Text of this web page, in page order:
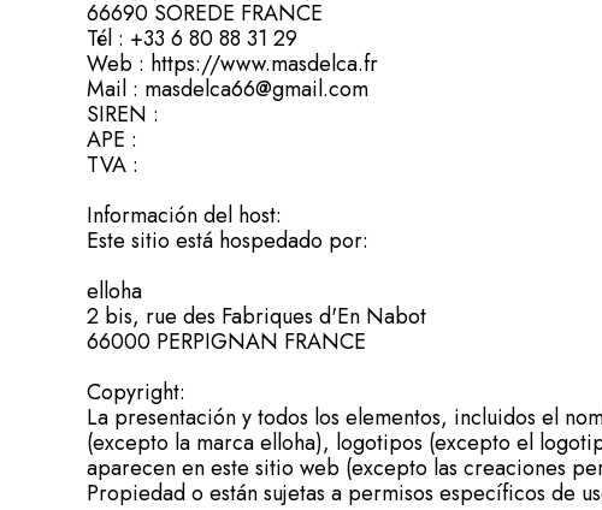
66690 SOREDE FRANCE
Tél : +33 6 80 88 31 29
Web : https://www.masdelca.fr
Mail : masdelca66@gmail.com
SIREN :
APE :
TVA :
Información del host:
Este sitio está hospedado por:
elloha
2 bis, rue des Fabriques d'En Nabot
66000 PERPIGNAN FRANCE
Copyright:
La presentación y todos los elementos, incluidos el
(excepto la marca elloha), logotipos (excepto el
aparecen en este sitio web (excepto las creaciones
Propiedad o están sujetas a permisos específicos de